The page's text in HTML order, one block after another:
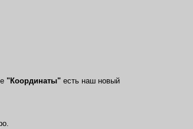
"Координаты" есть наш новый